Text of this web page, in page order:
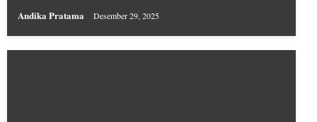
Andika Pratama Desember 29, 2025